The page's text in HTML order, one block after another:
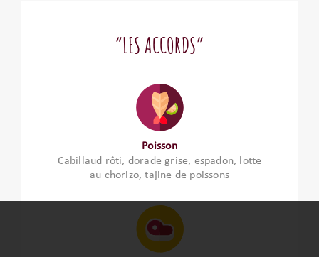
“LES ACCORDS”
Poisson
Cabillaud rôti, dorade grise, espadon, lotte
au chorizo, tajine de poissons